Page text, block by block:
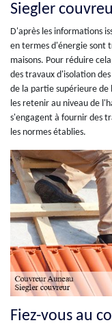
Siegler
D'après les informations
en termes d'énergie sont
maisons. Pour réduire
des travaux d'isolation
de la partie supérieure de
les retenir au niveau de
s'engagent à fournir des
les normes établies.
Fiez-vous au